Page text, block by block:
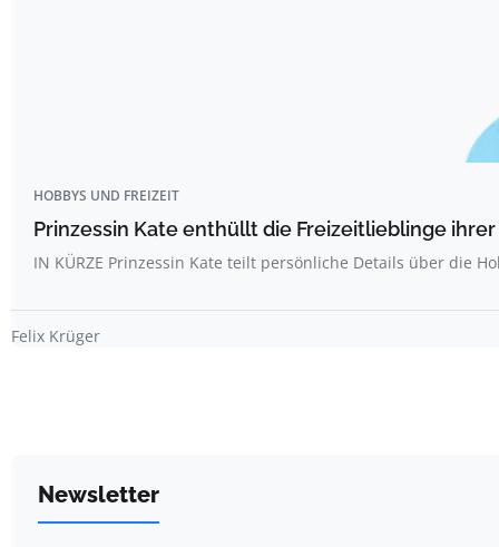
HOBBYS UND FREIZEIT
Prinzessin Kate enthüllt die Freizeitlieblinge
IN KÜRZE Prinzessin Kate teilt persönliche Details über die
Felix Krüger
Newsletter